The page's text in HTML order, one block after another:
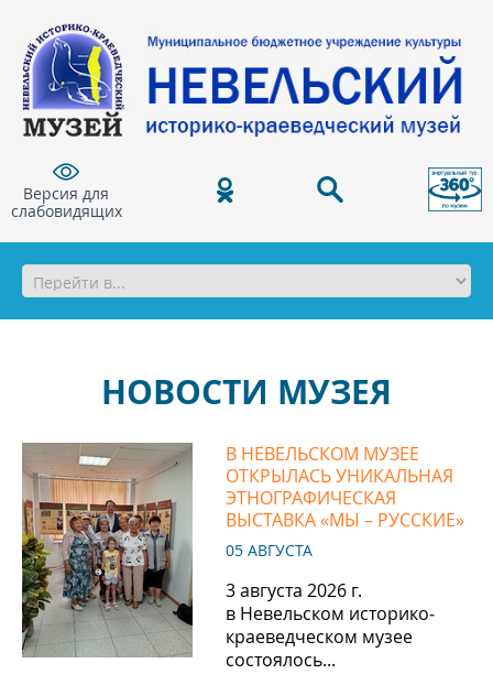
Версия для
слабовидящих
НОВОСТИ МУЗЕЯ
В НЕВЕЛЬСКОМ МУЗЕЕ
ОТКРЫЛАСЬ УНИКАЛЬНАЯ
ЭТНОГРАФИЧЕСКАЯ
ВЫСТАВКА «МЫ – РУССКИЕ»
05 АВГУСТА
3 августа 2026 г.
в Невельском историко‐
краеведческом музее
состоялось...